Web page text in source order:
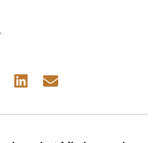
Share Share